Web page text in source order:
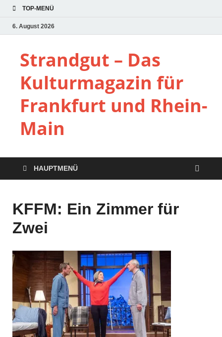
TOP-MENÜ
6. August 2026
Strandgut – Das
Kulturmagazin für
Frankfurt und Rhein-
Main
HAUPTMENÜ
KFFM: Ein Zimmer für
Zwei